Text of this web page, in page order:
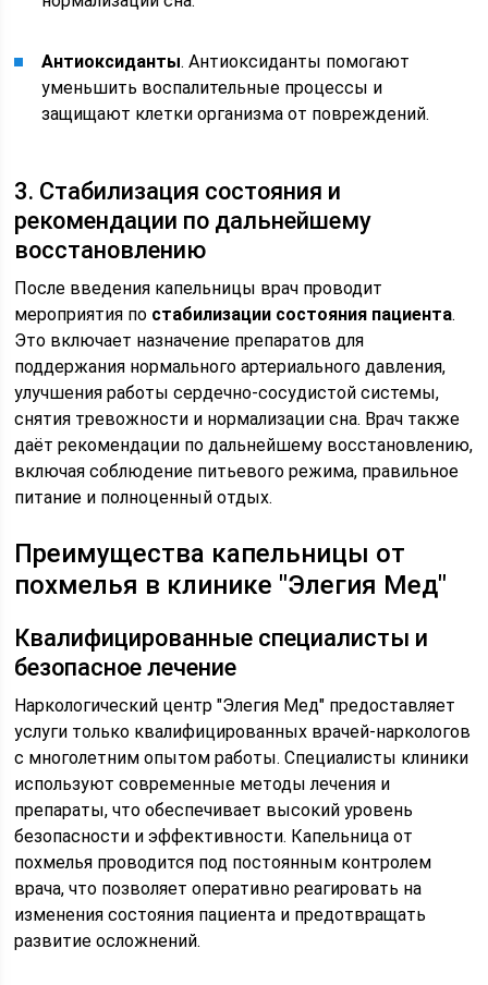
Антиоксиданты. Антиоксиданты помогают
уменьшить воспалительные процессы и
защищают клетки организма от повреждений.
3. Стабилизация состояния и
рекомендации по дальнейшему
восстановлению
После введения капельницы врач проводит
мероприятия по стабилизации состояния пациента.
Это включает назначение препаратов для
поддержания нормального артериального давления,
улучшения работы сердечно-сосудистой системы,
снятия тревожности и нормализации сна. Врач также
даёт рекомендации по дальнейшему восстановлению,
включая соблюдение питьевого режима, правильное
питание и полноценный отдых.
Преимущества капельницы от
похмелья в клинике "Элегия Мед"
Квалифицированные специалисты и
безопасное лечение
Наркологический центр "Элегия Мед" предоставляет
услуги только квалифицированных врачей-наркологов
с многолетним опытом работы. Специалисты клиники
используют современные методы лечения и
препараты, что обеспечивает высокий уровень
безопасности и эффективности. Капельница от
похмелья проводится под постоянным контролем
врача, что позволяет оперативно реагировать на
изменения состояния пациента и предотвращать
развитие осложнений.